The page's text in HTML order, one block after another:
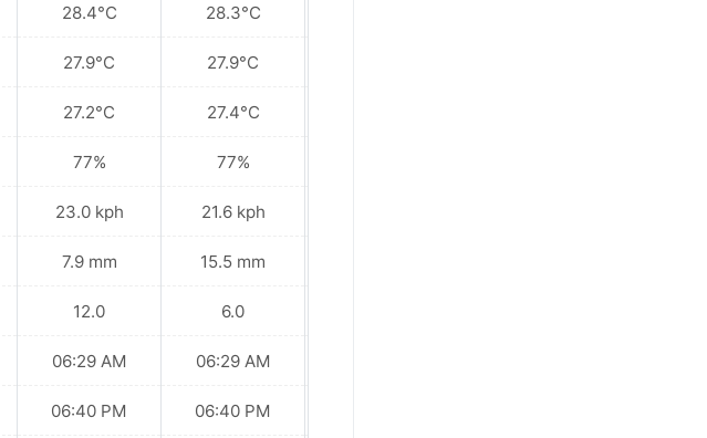
28.4°C
27.9°C
27.2°C
77%
23.0 kph
7.9 mm
12.0
06:29 AM
06:40 PM
28.3°C
27.9°C
27.4°C
77%
21.6 kph
15.5 mm
6.0
06:29 AM
06:40 PM